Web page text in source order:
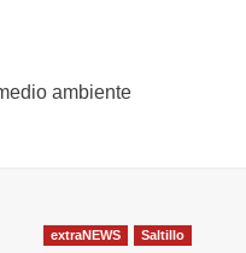
ambiente
extraNEWS Saltillo